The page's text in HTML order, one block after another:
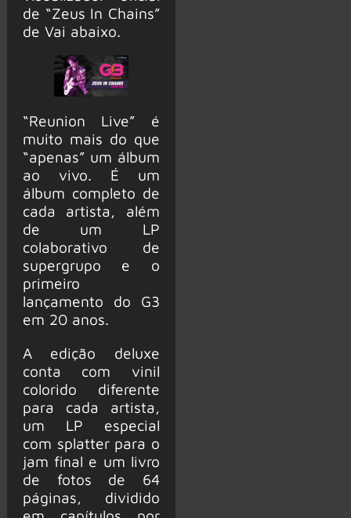
de “Zeus In Chains”
de Vai abaixo.
“Reunion Live” é
muito mais do que
“apenas” um álbum
ao vivo. É um
álbum completo de
cada artista, além
de um LP
colaborativo de
supergrupo e o
primeiro
lançamento do G3
em 20 anos.
A edição deluxe
conta com vinil
colorido diferente
para cada artista,
um LP especial
com splatter para o
jam final e um livro
de fotos de 64
páginas, dividido